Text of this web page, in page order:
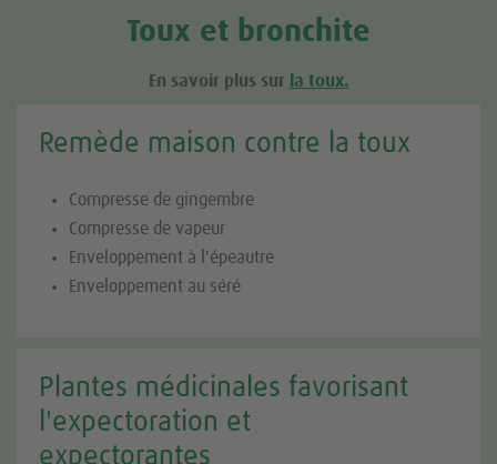
Toux et bronchite
En savoir plus sur la toux.
Remède maison contre la toux
Compresse de gingembre
Compresse de vapeur
Enveloppement à l'épeautre
Enveloppement au séré
Plantes médicinales favorisant
l'expectoration et
expectorantes